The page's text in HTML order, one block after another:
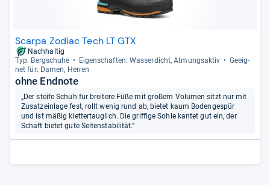
Scarpa Zodiac Tech LT GTX
Nachhaltig
Typ: Berg­schuhe
Eigen­schaf­ten: Was­ser­dicht, Atmungs­ak­tiv
Geeig­
net für: Damen, Her­ren
ohne Endnote
„Der steife Schuh für breitere Füße mit großem Volumen sitzt nur mit
Zusatzeinlage fest, rollt wenig rund ab, bietet kaum Bodengespür
und ist mäßig klettertauglich. Die griffige Sohle kantet gut ein, der
Schaft bietet gute Seitenstabilität.“